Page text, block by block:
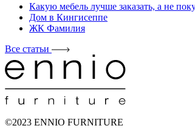
Какую мебель лучше заказать, а не
Дом в Кингисеппе
ЖК Фамилия
Все статьи
©2023 ENNIO FURNITURE